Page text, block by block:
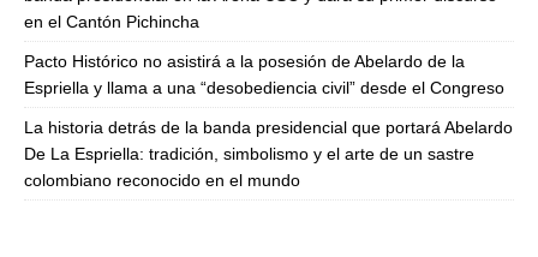
en el Cantón Pichincha
Pacto Histórico no asistirá a la posesión de Abelardo de la
Espriella y llama a una “desobediencia civil” desde el Congreso
La historia detrás de la banda presidencial que portará Abelardo
De La Espriella: tradición, simbolismo y el arte de un sastre
colombiano reconocido en el mundo